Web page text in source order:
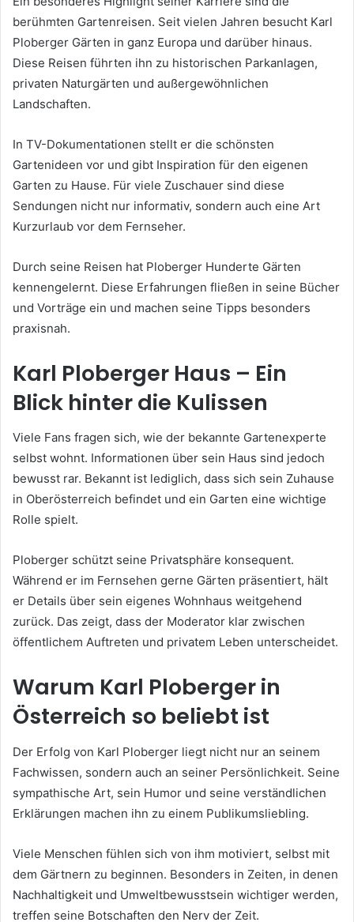
berühmten Gartenreisen. Seit vielen Jahren besucht Karl
Ploberger Gärten in ganz Europa und darüber hinaus.
Diese Reisen führten ihn zu historischen Parkanlagen,
privaten Naturgärten und außergewöhnlichen
Landschaften.
In TV-Dokumentationen stellt er die schönsten
Gartenideen vor und gibt Inspiration für den eigenen
Garten zu Hause. Für viele Zuschauer sind diese
Sendungen nicht nur informativ, sondern auch eine Art
Kurzurlaub vor dem Fernseher.
Durch seine Reisen hat Ploberger Hunderte Gärten
kennengelernt. Diese Erfahrungen fließen in seine Bücher
und Vorträge ein und machen seine Tipps besonders
praxisnah.
Karl Ploberger Haus – Ein
Blick hinter die Kulissen
Viele Fans fragen sich, wie der bekannte Gartenexperte
selbst wohnt. Informationen über sein Haus sind jedoch
bewusst rar. Bekannt ist lediglich, dass sich sein Zuhause
in Oberösterreich befindet und ein Garten eine wichtige
Rolle spielt.
Ploberger schützt seine Privatsphäre konsequent.
Während er im Fernsehen gerne Gärten präsentiert, hält
er Details über sein eigenes Wohnhaus weitgehend
zurück. Das zeigt, dass der Moderator klar zwischen
öffentlichem Auftreten und privatem Leben unterscheidet.
Warum Karl Ploberger in
Österreich so beliebt ist
Der Erfolg von Karl Ploberger liegt nicht nur an seinem
Fachwissen, sondern auch an seiner Persönlichkeit. Seine
sympathische Art, sein Humor und seine verständlichen
Erklärungen machen ihn zu einem Publikumsliebling.
Viele Menschen fühlen sich von ihm motiviert, selbst mit
dem Gärtnern zu beginnen. Besonders in Zeiten, in denen
Nachhaltigkeit und Umweltbewusstsein wichtiger werden,
treffen seine Botschaften den Nerv der Zeit.